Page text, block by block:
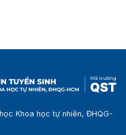
Khoa học tự nhiên, ĐHQG-